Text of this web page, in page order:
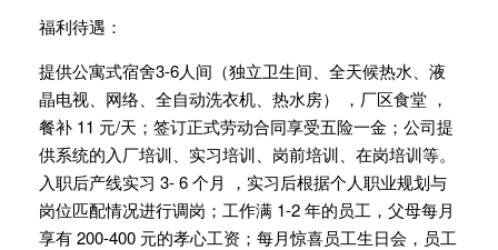
福利待遇：
提供公寓式宿舍3-6人间（独立卫生间、全天候热水、液
晶电视、网络、全自动洗衣机、热水房） ，厂区食堂 ，
餐补 11 元/天；签订正式劳动合同享受五险一金；公司提
供系统的入厂培训、实习培训、岗前培训、在岗培训等。
入职后产线实习 3- 6 个月 ，实习后根据个人职业规划与
岗位匹配情况进行调岗；工作满 1-2 年的员工，父母每月
享有 200-400 元的孝心工资；每月惊喜员工生日会，员工